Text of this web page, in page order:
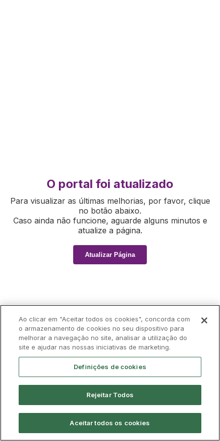
O portal foi atualizado
Para visualizar as últimas melhorias, por favor, clique
no botão abaixo.
Caso ainda não funcione, aguarde alguns minutos e
atualize a página.
Atualizar Página
Ao clicar em "Aceitar todos os cookies", concorda com
o armazenamento de cookies no seu dispositivo para
melhorar a navegação no site, analisar a utilização do
site e ajudar nas nossas iniciativas de marketing.
Definições de cookies
Rejeitar Todos
Aceitar todos os cookies